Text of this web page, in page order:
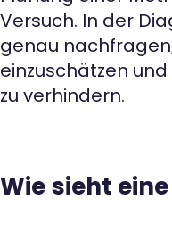
Versuch. In der
genau
einzuschätzen
zu verhindern.
Wie sieht